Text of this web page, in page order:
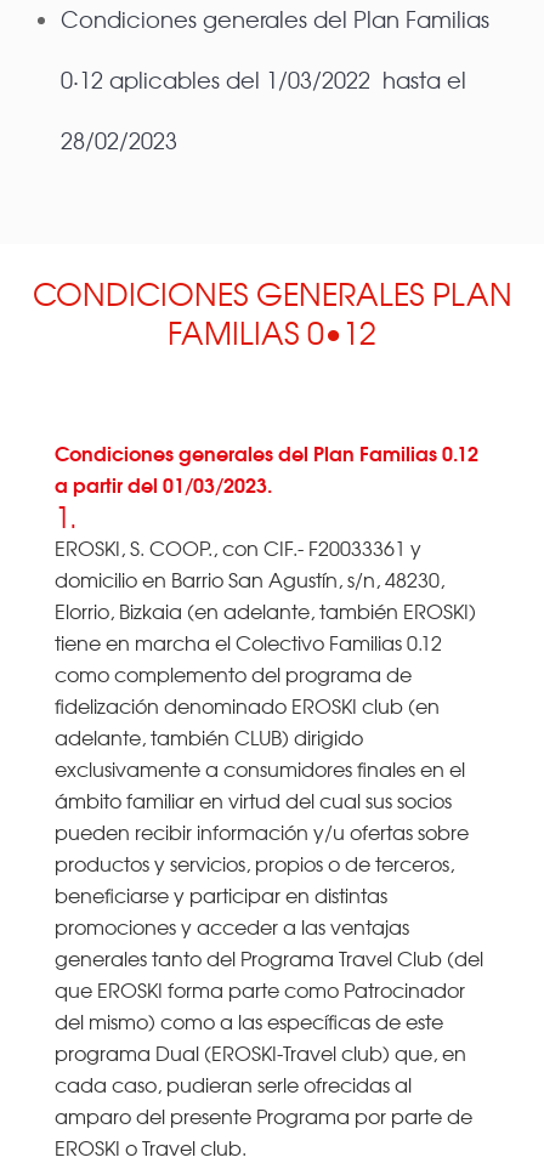
Condiciones generales del Plan Familias
0·12 aplicables del 1/03/2022 hasta el
28/02/2023
CONDICIONES GENERALES PLAN
FAMILIAS 0•12
Condiciones generales del Plan Familias 0.12
a partir del 01/03/2023.
1.
EROSKI, S. COOP., con CIF.- F20033361 y
domicilio en Barrio San Agustín, s/n, 48230,
Elorrio, Bizkaia (en adelante, también EROSKI)
tiene en marcha el Colectivo Familias 0.12
como complemento del programa de
fidelización denominado EROSKI club (en
adelante, también CLUB) dirigido
exclusivamente a consumidores finales en el
ámbito familiar en virtud del cual sus socios
pueden recibir información y/u ofertas sobre
productos y servicios, propios o de terceros,
beneficiarse y participar en distintas
promociones y acceder a las ventajas
generales tanto del Programa Travel Club (del
que EROSKI forma parte como Patrocinador
del mismo) como a las específicas de este
programa Dual (EROSKI-Travel club) que, en
cada caso, pudieran serle ofrecidas al
amparo del presente Programa por parte de
EROSKI o Travel club.